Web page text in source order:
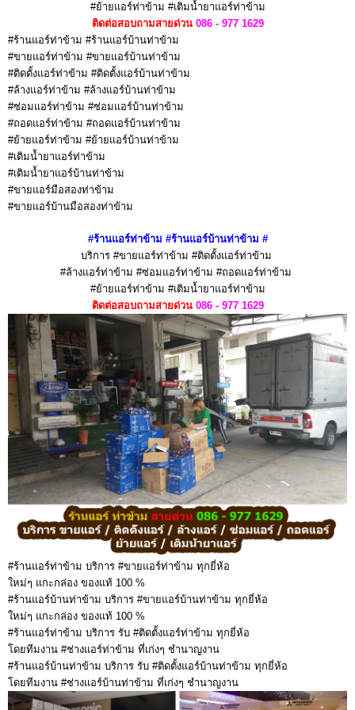
#ย้ายแอร์ท่าข้าม #เติมน้ำยาแอร์ท่าข้าม
ติดต่อสอบถามสายด่วน086 - 977 1629
#ร้านแอร์ท่าข้าม #ร้านแอร์บ้านท่าข้าม
#ขายแอร์ท่าข้าม #ขายแอร์บ้านท่าข้าม
#ติดตั้งแอร์ท่าข้าม #ติดตั้งแอร์บ้านท่าข้าม
#ล้างแอร์ท่าข้าม #ล้างแอร์บ้านท่าข้าม
#ซ่อมแอร์ท่าข้าม #ซ่อมแอร์บ้านท่าข้าม
#ถอดแอร์ท่าข้าม #ถอดแอร์บ้านท่าข้าม
#ย้ายแอร์ท่าข้าม #ย้ายแอร์บ้านท่าข้าม
#เติมน้ำยาแอร์ท่าข้าม
#เติมน้ำยาแอร์บ้านท่าข้าม
#ขายแอร์มือสองท่าข้าม
#ขายแอร์บ้านมือสองท่าข้าม
#ร้านแอร์ท่าข้าม #ร้านแอร์บ้านท่าข้าม #
บริการ #ขายแอร์ท่าข้าม #ติดตั้งแอร์ท่าข้าม
#ล้างแอร์ท่าข้าม #ซ่อมแอร์ท่าข้าม #ถอดแอร์ท่าข้าม
#ย้ายแอร์ท่าข้าม #เติมน้ำยาแอร์ท่าข้าม
ติดต่อสอบถามสายด่วน086 - 977 1629
#ร้านแอร์ท่าข้าม บริการ #ขายแอร์ท่าข้าม ทุกยี่ห้อ
ใหม่ๆ แกะกล่อง ของแท้ 100 %
#ร้านแอร์บ้านท่าข้าม บริการ #ขายแอร์บ้านท่าข้าม ทุกยี่ห้อ
ใหม่ๆ แกะกล่อง ของแท้ 100 %
#ร้านแอร์ท่าข้าม บริการ รับ #ติดตั้งแอร์ท่าข้าม ทุกยี่ห้อ
โดยทีมงาน #ช่างแอร์ท่าข้าม ที่เก่งๆ ชำนาญงาน
#ร้านแอร์บ้านท่าข้าม บริการ รับ #ติดตั้งแอร์บ้านท่าข้าม ทุกยี่ห้อ
โดยทีมงาน #ช่างแอร์บ้านท่าข้าม ที่เก่งๆ ชำนาญงาน